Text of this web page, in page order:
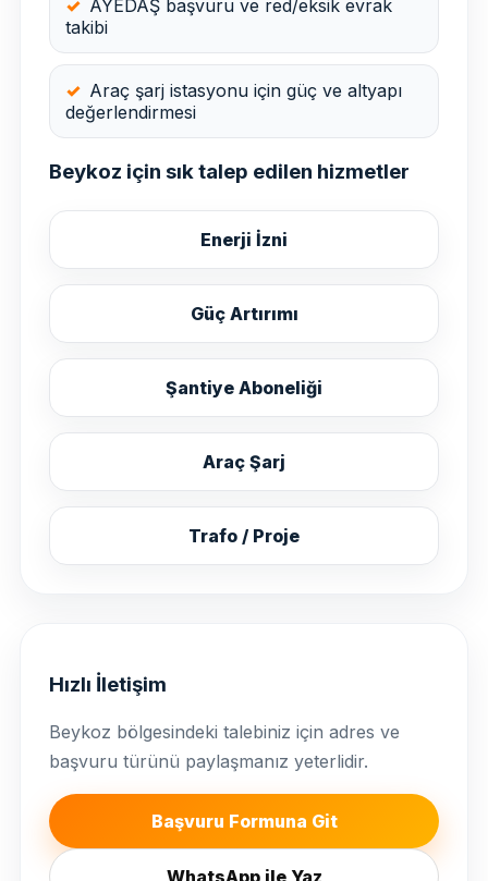
AYEDAŞ başvuru ve red/eksik evrak
takibi
Araç şarj istasyonu için güç ve altyapı
değerlendirmesi
Beykoz için sık talep edilen hizmetler
Enerji İzni
Güç Artırımı
Şantiye Aboneliği
Araç Şarj
Trafo / Proje
Hızlı İletişim
Beykoz bölgesindeki talebiniz için adres ve
başvuru türünü paylaşmanız yeterlidir.
Başvuru Formuna Git